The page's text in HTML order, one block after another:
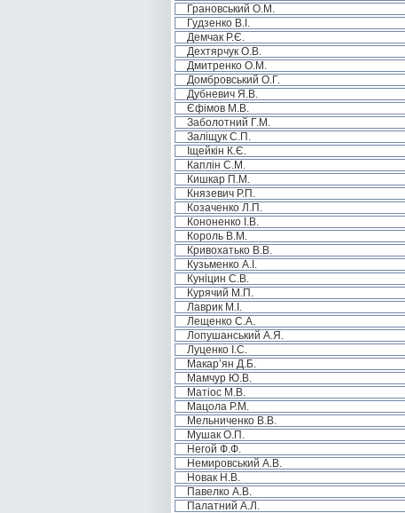
Грановський О.М.
Гудзенко В.І.
Демчак Р.Є.
Дехтярчук О.В.
Дмитренко О.М.
Домбровський О.Г.
Дубневич Я.В.
Єфімов М.В.
Заболотний Г.М.
Заліщук С.П.
Іщейкін К.Є.
Каплін С.М.
Кишкар П.М.
Князевич Р.П.
Козаченко Л.П.
Кононенко І.В.
Король В.М.
Кривохатько В.В.
Кузьменко А.І.
Куніцин С.В.
Курячий М.П.
Лаврик М.І.
Лещенко С.А.
Лопушанський А.Я.
Луценко І.С.
Макар’ян Д.Б.
Мамчур Ю.В.
Матіос М.В.
Мацола Р.М.
Мельниченко В.В.
Мушак О.П.
Негой Ф.Ф.
Немировський А.В.
Новак Н.В.
Павелко А.В.
Палатний А.Л.